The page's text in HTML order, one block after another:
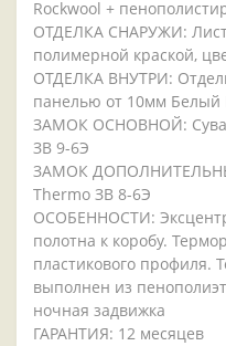
Rockwool +
ОТДЕЛКА СНАРУЖИ:
полимерной краской,
ОТДЕЛКА ВНУТРИ:
панелью от 10мм
ЗАМОК ОСНОВНОЙ:
ЗВ 9-6Э
ЗАМОК
Thermo ЗВ 8-6Э
ОСОБЕННОСТИ:
полотна к коробу.
пластикового профиля.
выполнен из
ночная задвижка
ГАРАНТИЯ: 12 месяцев